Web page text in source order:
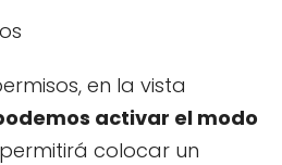
en la vista
activar el modo
permitirá colocar un